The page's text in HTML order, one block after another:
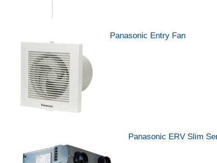
Panasonic Entry Fan
Panasonic ERV Slim